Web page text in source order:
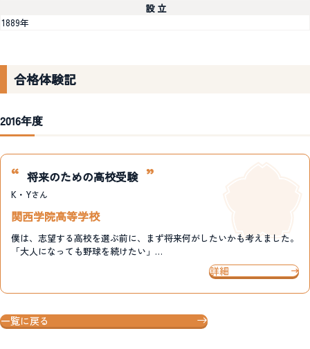
設 立
1889年
合格体験記
2016年度
将来のための高校受験
K・Yさん
関西学院高等学校
僕は、志望する高校を選ぶ前に、まず将来何がしたいかも考えました。
「大人になっても野球を続けたい」…
詳細
一覧に戻る